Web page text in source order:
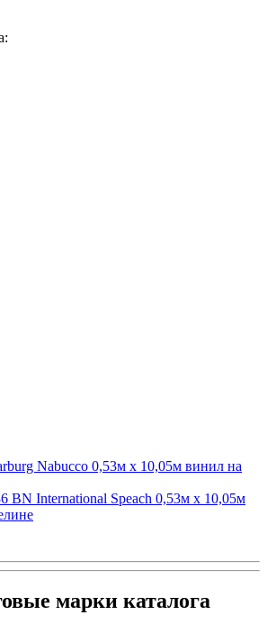
Nabucco 0,53м x 10,05м винил на
BN International Speach 0,53м x 10,05м
марки каталога